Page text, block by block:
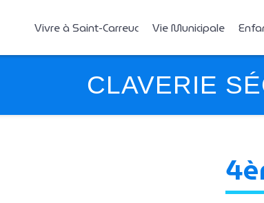
Vivre à Saint-Carreuc Vie Municipale
CLAVERIE